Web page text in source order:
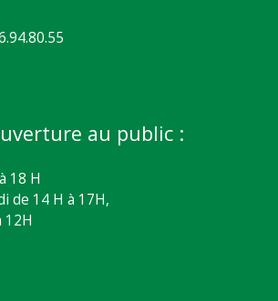
au public :
18 H
de 14 H à 17H,
12H